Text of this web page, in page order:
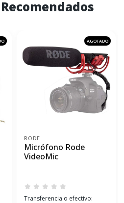
AGOTADO
RODE
Micrófono Rode
VideoMic
Transferencia o efectivo: